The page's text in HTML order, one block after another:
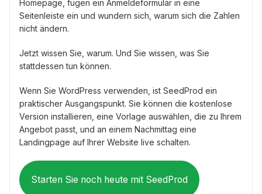
Homepage, fügen ein Anmeldeformular in eine
Seitenleiste ein und wundern sich, warum sich die Zahlen
nicht ändern.
Jetzt wissen Sie, warum. Und Sie wissen, was Sie
stattdessen tun können.
Wenn Sie WordPress verwenden, ist SeedProd ein
praktischer Ausgangspunkt. Sie können die kostenlose
Version installieren, eine Vorlage auswählen, die zu Ihrem
Angebot passt, und an einem Nachmittag eine
Landingpage auf Ihrer Website live schalten.
Starten Sie noch heute mit SeedProd